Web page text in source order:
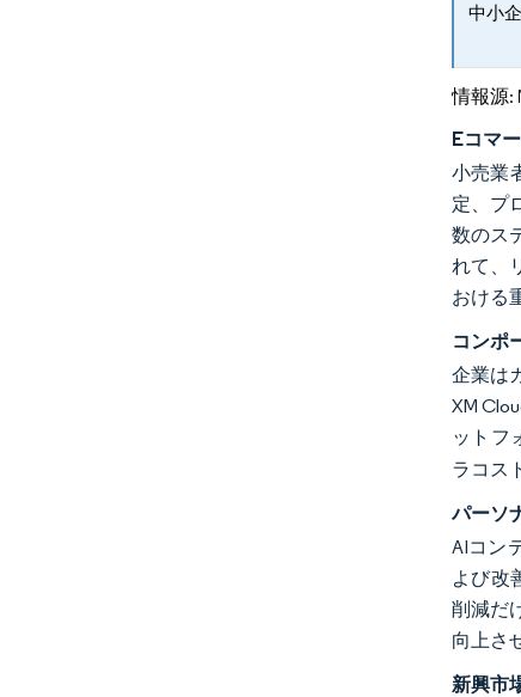
中小
情報源:
Eコマ
小売業
定、プ
数のス
れて、
おける
コンポ
企業は
XM
ットフ
ラコス
パーソ
AIコン
よび改
削減だ
向上さ
新興市